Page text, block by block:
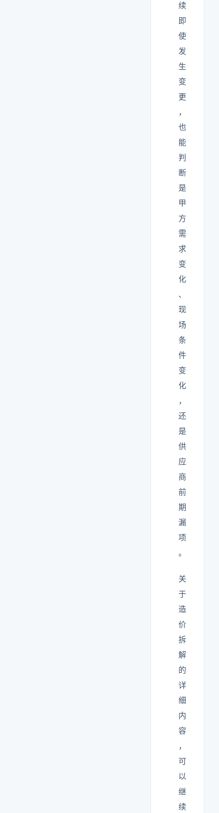
续
即
使
发
生
变
更
，
也
能
判
断
是
甲
方
需
求
变
化
、
现
场
条
件
变
化
，
还
是
供
应
商
前
期
漏
项
。
关
于
造
价
拆
解
的
详
细
内
容
，
可
以
继
续